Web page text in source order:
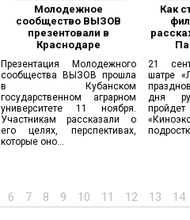
Молодежное
сообщество ВЫЗОВ
презентовали в
Краснодаре
Презентация Молодежного
сообщества ВЫЗОВ прошла
в Кубанском
государственном аграрном
университете 11 ноября.
Участникам рассказали о
его целях, перспективах,
которые оно...
Как
21
шатре
дня
6 7 8 9 10 11 12 13 14